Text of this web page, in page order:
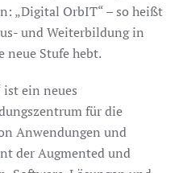
„Digital OrbIT“ – so heißt
und Weiterbildung in
neue Stufe hebt.
ist ein neues
für die
Anwendungen und
der Augmented und